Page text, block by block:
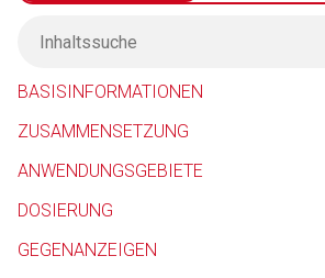
BASISINFORMATIONEN
ZUSAMMENSETZUNG
ANWENDUNGSGEBIETE
DOSIERUNG
GEGENANZEIGEN